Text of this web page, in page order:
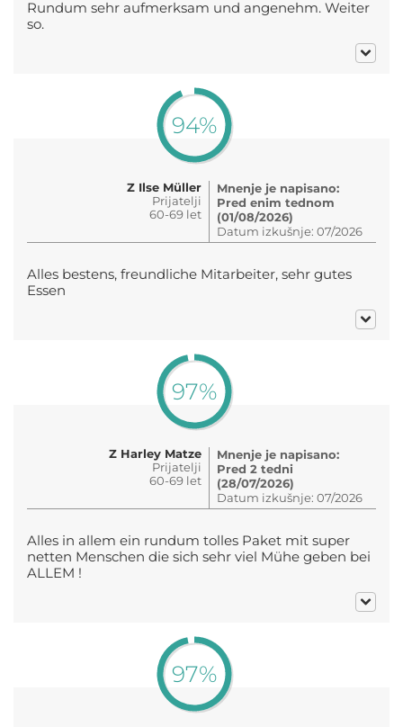
Rundum sehr aufmerksam und angenehm. Weiter
so.
94%
Z Ilse Müller
Prijatelji
60-69 let
Mnenje je napisano:
Pred enim tednom
(01/08/2026)
Datum izkušnje: 07/2026
Alles bestens, freundliche Mitarbeiter, sehr gutes
Essen
97%
Z Harley Matze
Prijatelji
60-69 let
Mnenje je napisano:
Pred 2 tedni
(28/07/2026)
Datum izkušnje: 07/2026
Alles in allem ein rundum tolles Paket mit super
netten Menschen die sich sehr viel Mühe geben bei
ALLEM !
97%